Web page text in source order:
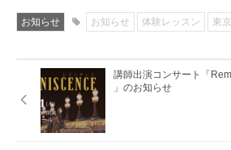
お知らせ お知らせ 体験レッスン 東
講師出演コンサート「
」のお知らせ